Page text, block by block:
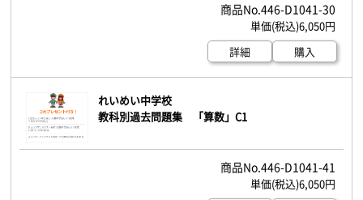
446-D1041-30
6,050円
詳細
購入
れいめい中学校
教科別過去問題集 「算数」C1
446-D1041-41
6,050円